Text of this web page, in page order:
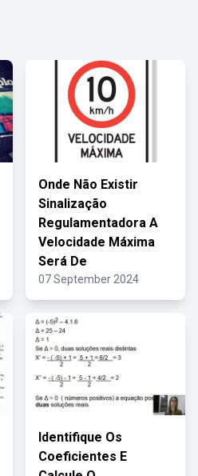
Onde Não Existir
Sinalização
Regulamentadora A
Velocidade Máxima
Será De
07 September 2024
Identifique Os
Coeficientes E